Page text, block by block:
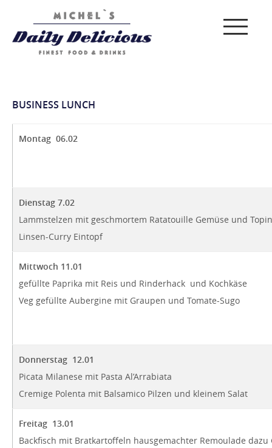
BUSINESS LUNCH
Montag 06.02
Dienstag 7.02
Lammstelzen mit geschmortem Ratatouille Gemüse und
Linsen-Curry Eintopf
Mittwoch 11.01
gefüllte Paprika mit Reis und Rinderhack und Kochkäse
Veg gefüllte Aubergine mit Graupen und Tomate-Sugo
Donnerstag 12.01
Picata Milanese mit Pasta Al’Arrabiata
Cremige Polenta mit Balsamico Pilzen und kleinem Salat
Freitag 13.01
Backfisch mit Bratkartoffeln hausgemachter Remoulade dazu